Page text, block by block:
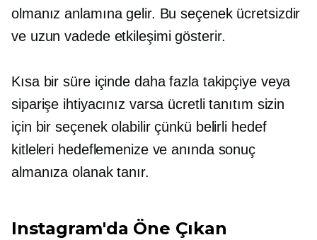
olmanız anlamına gelir. Bu seçenek ücretsizdir
ve uzun vadede etkileşimi gösterir.
Kısa bir süre içinde daha fazla takipçiye veya
siparişe ihtiyacınız varsa ücretli tanıtım sizin
için bir seçenek olabilir çünkü belirli hedef
kitleleri hedeflemenize ve anında sonuç
almanıza olanak tanır.
Instagram'da Öne Çıkan